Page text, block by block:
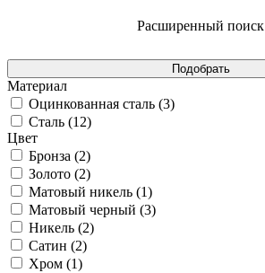
Расширенный поиск
Материал
Оцинкованная сталь (3)
Сталь (12)
Цвет
Бронза (2)
Золото (2)
Матовый никель (1)
Матовый черный (3)
Никель (2)
Сатин (2)
Хром (1)